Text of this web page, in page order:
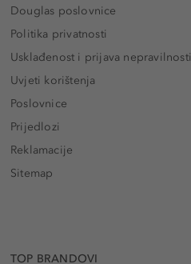
Douglas poslovnice
Politika privatnosti
Usklađenost i prijava nepravilnosti
Uvjeti korištenja
Poslovnice
Prijedlozi
Reklamacije
Sitemap
TOP BRANDOVI